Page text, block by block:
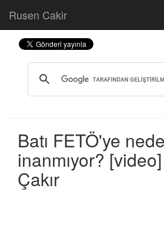
Rusen Cakir
Batı FETÖ'ye
inanmıyor?
Çakır